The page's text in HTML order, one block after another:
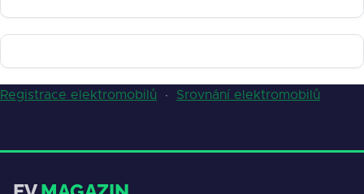
Registrace elektromobilů · Srovnání elektromobilů